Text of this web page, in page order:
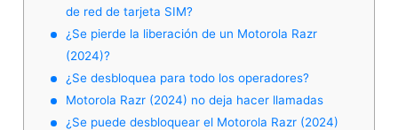
de red de tarjeta SIM?
¿Se pierde la liberación de un Motorola Razr
(2024)?
¿Se desbloquea para todo los operadores?
Motorola Razr (2024) no deja hacer llamadas
¿Se puede desbloquear el Motorola Razr (2024)